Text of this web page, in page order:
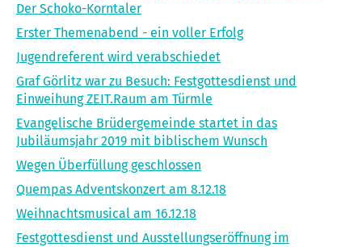
Der Schoko-Korntaler
Erster Themenabend - ein voller Erfolg
Jugendreferent wird verabschiedet
Graf Görlitz war zu Besuch: Festgottesdienst und
Einweihung ZEIT.Raum am Türmle
Evangelische Brüdergemeinde startet in das
Jubiläumsjahr 2019 mit biblischem Wunsch
Wegen Überfüllung geschlossen
Quempas Adventskonzert am 8.12.18
Weihnachtsmusical am 16.12.18
Festgottesdienst und Ausstellungseröffnung im